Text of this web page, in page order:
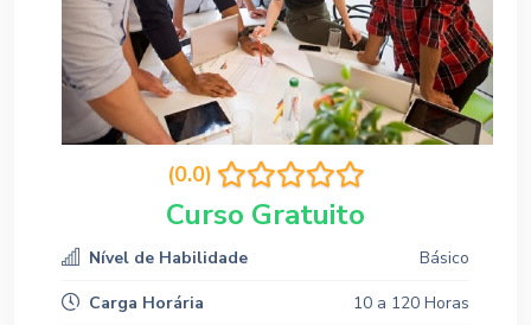
(0.0)
Curso Gratuito
Nível de Habilidade
Básico
Carga Horária
10 a 120 Horas